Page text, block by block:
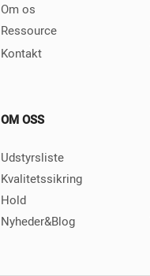
Om os
Ressource
Kontakt
OM OSS
Udstyrsliste
Kvalitetssikring
Hold
Nyheder&Blog